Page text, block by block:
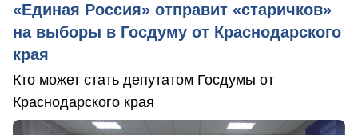
«Единая Россия» отправит «старичков»
на выборы в Госдуму от Краснодарского
края
Кто может стать депутатом Госдумы от
Краснодарского края